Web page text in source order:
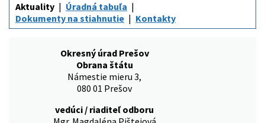
Aktuality
Úradná tabuľa
Dokumenty na stiahnutie
Kontakty
Okresný úrad Prešov
Obrana štátu
Námestie mieru 3,
080 01 Prešov
vedúci / riaditeľ odboru